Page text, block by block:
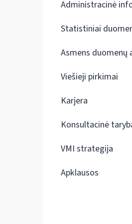
Administracinė
Statistiniai
Asmens duomenų
Viešieji pirkimai
Karjera
Konsultacinė
VMI strategija
Apklausos